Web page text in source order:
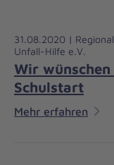
31.08.2020 |
Unfall-Hilfe e.V.
Wir
Schulstart
Mehr erfahren